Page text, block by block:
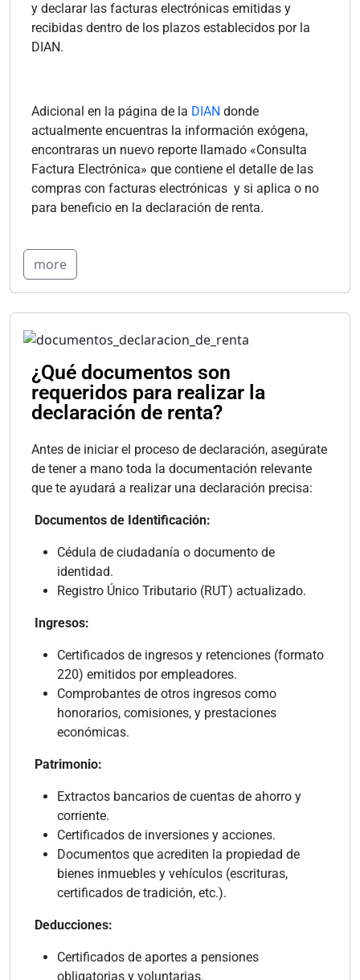
y declarar las facturas electrónicas emitidas y
recibidas dentro de los plazos establecidos por la
DIAN.
Adicional en la página de la DIAN donde
actualmente encuentras la información exógena,
encontraras un nuevo reporte llamado «Consulta
Factura Electrónica» que contiene el detalle de las
compras con facturas electrónicas y si aplica o no
para beneficio en la declaración de renta.
more
¿Qué documentos son
requeridos para realizar la
declaración de renta?
Antes de iniciar el proceso de declaración, asegúrate
de tener a mano toda la documentación relevante
que te ayudará a realizar una declaración precisa:
Documentos de Identificación:
Cédula de ciudadanía o documento de
identidad.
Registro Único Tributario (RUT) actualizado.
Ingresos:
Certificados de ingresos y retenciones (formato
220) emitidos por empleadores.
Comprobantes de otros ingresos como
honorarios, comisiones, y prestaciones
económicas.
Patrimonio:
Extractos bancarios de cuentas de ahorro y
corriente.
Certificados de inversiones y acciones.
Documentos que acrediten la propiedad de
bienes inmuebles y vehículos (escrituras,
certificados de tradición, etc.).
Deducciones:
Certificados de aportes a pensiones
obligatorias y voluntarias.